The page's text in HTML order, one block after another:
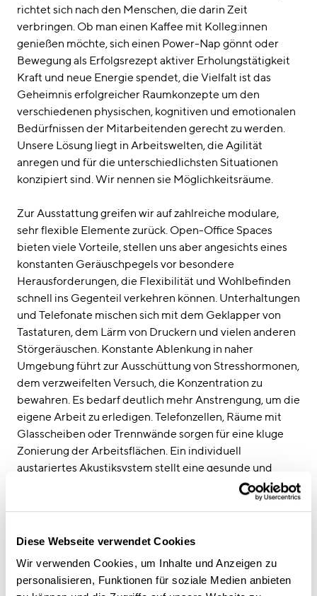
Diese Webseite verwendet Cookies
Wir verwenden Cookies, um Inhalte und Anzeigen zu
personalisieren, Funktionen für soziale Medien anbieten
richtet sich nach den Menschen, die darin Zeit
verbringen. Ob man einen Kaffee mit Kolleg:innen
genießen möchte, sich einen Power-Nap gönnt oder
Bewegung als Erfolgsrezept aktiver Erholungstätigkeit
Kraft und neue Energie spendet, die Vielfalt ist das
Geheimnis erfolgreicher Raumkonzepte um den
verschiedenen physischen, kognitiven und emotionalen
Bedürfnissen der Mitarbeitenden gerecht zu werden.
Unsere Lösung liegt in Arbeitswelten, die Agilität
anregen und für die unterschiedlichsten Situationen
konzipiert sind. Wir nennen sie Möglichkeitsräume.
Zur Ausstattung greifen wir auf zahlreiche modulare,
sehr flexible Elemente zurück. Open-Office Spaces
bieten viele Vorteile, stellen uns aber angesichts eines
konstanten Geräuschpegels vor besondere
Herausforderungen, die Flexibilität und Wohlbefinden
schnell ins Gegenteil verkehren können. Unterhaltungen
und Telefonate mischen sich mit dem Geklapper von
Tastaturen, dem Lärm von Druckern und vielen anderen
Störgeräuschen. Konstante Ablenkung in naher
Umgebung führt zur Ausschüttung von Stresshormonen,
dem verzweifelten Versuch, die Konzentration zu
bewahren. Es bedarf deutlich mehr Anstrengung, um die
eigene Arbeit zu erledigen. Telefonzellen, Räume mit
Glasscheiben oder Trennwände sorgen für eine kluge
Zonierung der Arbeitsflächen. Ein individuell
austariertes Akustiksystem stellt eine gesunde und
Immer häufiger integrieren wir die Natur in den
eine neue Perspektive und mildern Ermüdung oder
Aufregung in der Hektik von Arbeitsroutinen. Egal ob in